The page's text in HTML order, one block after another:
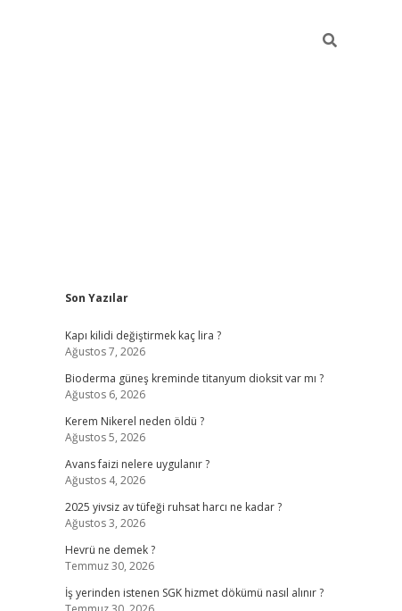
Sidebar
Son Yazılar
Kapı kilidi değiştirmek kaç lira ?
Ağustos 7, 2026
Bioderma güneş kreminde titanyum dioksit var mı ?
Ağustos 6, 2026
Kerem Nikerel neden öldü ?
Ağustos 5, 2026
Avans faizi nelere uygulanır ?
Ağustos 4, 2026
2025 yivsiz av tüfeği ruhsat harcı ne kadar ?
Ağustos 3, 2026
Hevrü ne demek ?
Temmuz 30, 2026
İş yerinden istenen SGK hizmet dökümü nasıl alınır ?